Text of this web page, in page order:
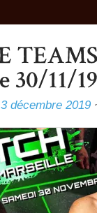
3 décembre 2019